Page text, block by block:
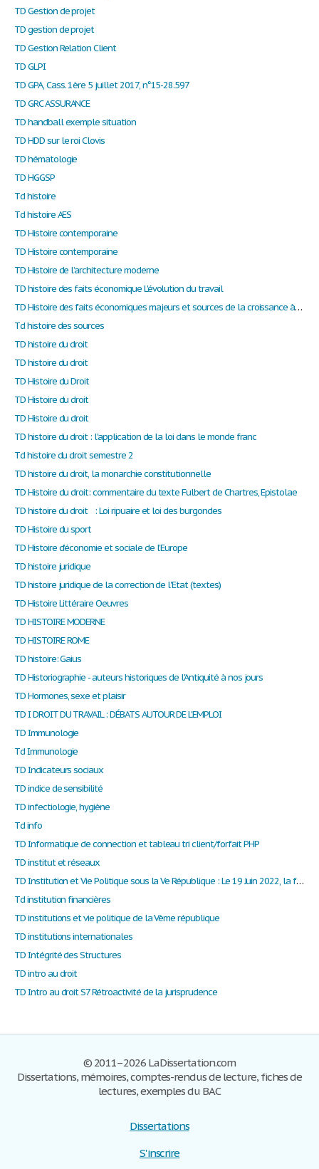
TD Gestion de projet
TD gestion de projet
TD Gestion Relation Client
TD GLPI
TD GPA, Cass. 1ère 5 juillet 2017, n°15-28.597
TD GRC ASSURANCE
TD handball exemple situation
TD HDD sur le roi Clovis
TD hématologie
TD HGGSP
Td histoire
Td histoire AES
TD Histoire contemporaine
TD Histoire contemporaine
TD Histoire de l’architecture moderne
TD histoire des faits économique L'évolution du travail
TD Histoire des faits économiques majeurs et sources de la croissance à long terme
Td histoire des sources
TD histoire du droit
TD histoire du droit
TD Histoire du Droit
TD Histoire du droit
TD Histoire du droit
TD histoire du droit : l'application de la loi dans le monde franc
Td histoire du droit semestre 2
TD histoire du droit, la monarchie constitutionnelle
TD Histoire du droit: commentaire du texte Fulbert de Chartres, Epistolae
TD histoire du droit : Loi ripuaire et loi des burgondes
TD Histoire du sport
TD Histoire d’économie et sociale de l’Europe
TD histoire juridique
TD histoire juridique de la correction de l'Etat (textes)
TD Histoire Littéraire Oeuvres
TD HISTOIRE MODERNE
TD HISTOIRE ROME
TD histoire: Gaius
TD Historiographie - auteurs historiques de l'Antiquité à nos jours
TD Hormones, sexe et plaisir
TD I DROIT DU TRAVAIL : DÉBATS AUTOUR DE L'EMPLOI
TD Immunologie
Td Immunologie
TD Indicateurs sociaux
TD indice de sensibilité
TD infectiologie, hygiène
Td info
TD Informatique de connection et tableau tri client/forfait PHP
TD institut et réseaux
TD Institution et Vie Politique sous la Ve République : Le 19 Juin 2022, la fin du parlementarisme rationnalisé ?
Td institution financières
TD institutions et vie politique de la Vème république
TD institutions internationales
TD Intégrité des Structures
TD intro au droit
TD Intro au droit S7 Rétroactivité de la jurisprudence
© 2011–2026 LaDissertation.com
Dissertations, mémoires, comptes-rendus de lecture, fiches de
lectures, exemples du BAC
Dissertations
S'inscrire